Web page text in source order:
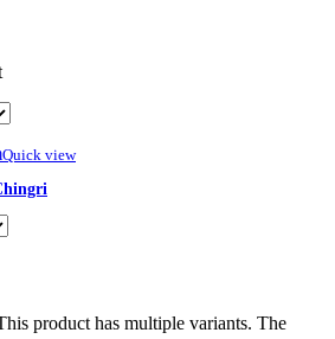
Quick view
product has multiple variants. The